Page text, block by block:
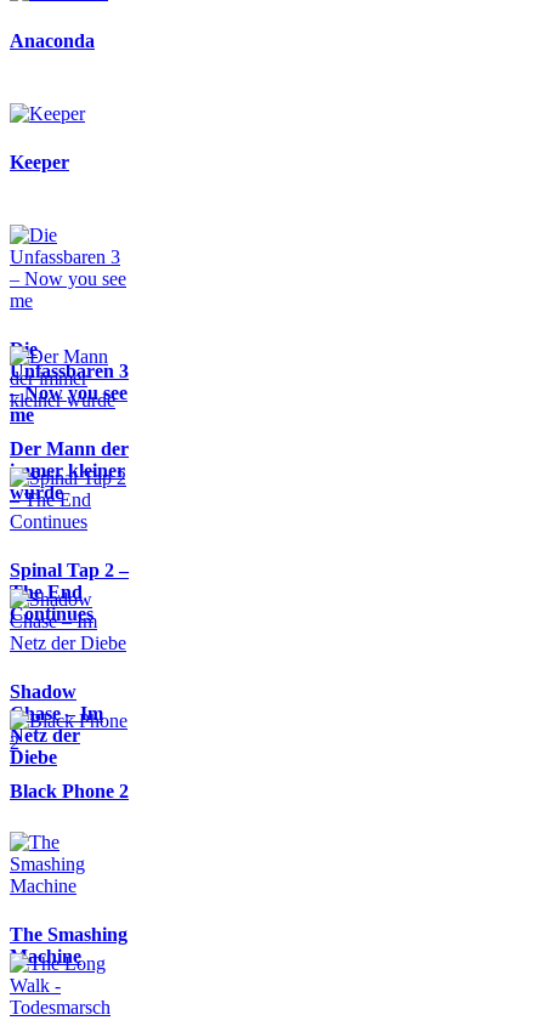
Anaconda
Keeper
Die
Unfassbaren 3
– Now you see
me
Der Mann der
immer kleiner
wurde
Spinal Tap 2 –
The End
Continues
Shadow
Chase – Im
Netz der
Diebe
Black Phone 2
The Smashing
Machine